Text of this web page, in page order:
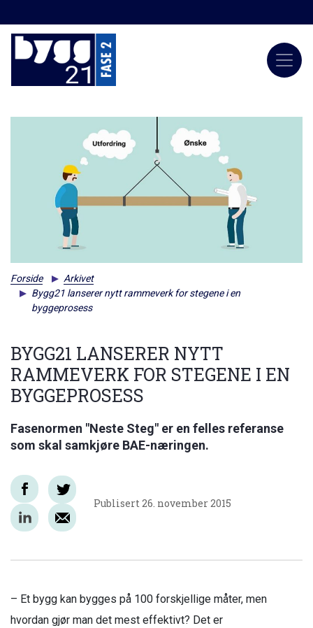
Forside
Arkivet
Bygg21 lanserer nytt rammeverk for stegene i en
byggeprosess
BYGG21 LANSERER NYTT
RAMMEVERK FOR STEGENE I EN
BYGGEPROSESS
Fasenormen "Neste Steg" er en felles referanse
som skal samkjøre BAE-næringen.
Publisert26. november 2015
– Et bygg kan bygges på 100 forskjellige måter, men
hvordan gjør man det mest effektivt? Det er